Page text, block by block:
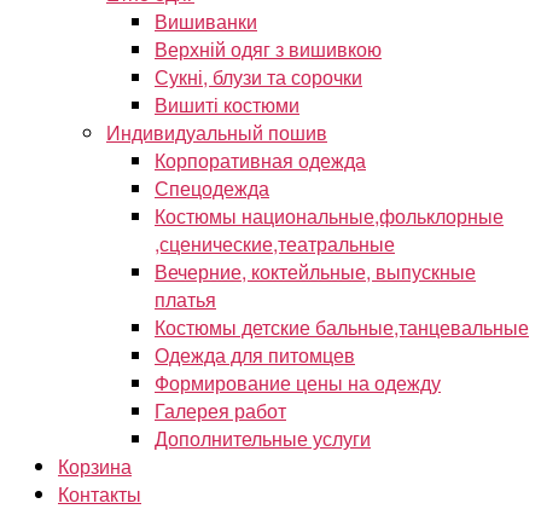
Вишиванки
Верхній одяг з вишивкою
Сукні, блузи та сорочки
Вишиті костюми
Индивидуальный пошив
Корпоративная одежда
Спецодежда
Костюмы национальные,фольклорные
,сценические,театральные
Вечерние, коктейльные, выпускные
платья
Костюмы детские бальные,танцевальные
Одежда для питомцев
Формирование цены на одежду
Галерея работ
Дополнительные услуги
Корзина
Контакты